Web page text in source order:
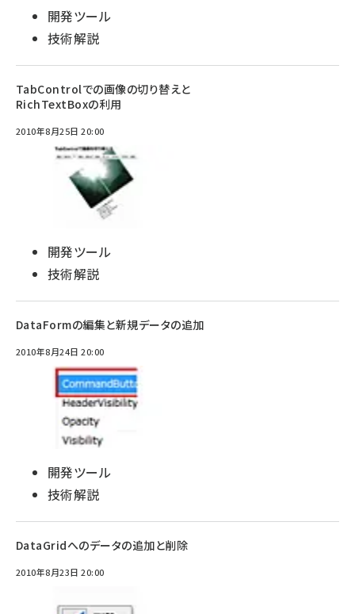
開発ツール
技術解説
TabControlでの画像の切り替えと
RichTextBoxの利用
2010年8月25日 20:00
開発ツール
技術解説
DataFormの編集と新規データの追加
2010年8月24日 20:00
開発ツール
技術解説
DataGridへのデータの追加と削除
2010年8月23日 20:00